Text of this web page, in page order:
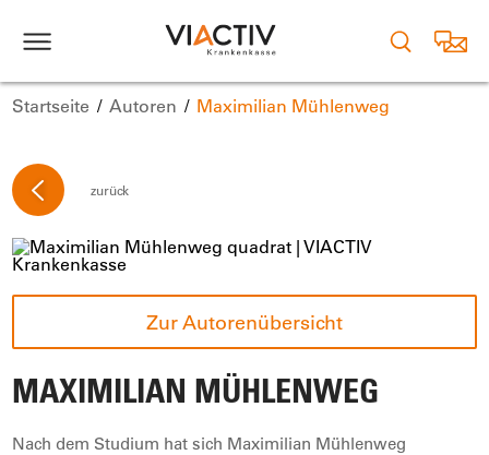
Startseite Autoren Maximilian Mühlenweg
zurück
Zur Autorenübersicht
MAXIMILIAN MÜHLENWEG
Nach dem Studium hat sich Maximilian Mühlenweg